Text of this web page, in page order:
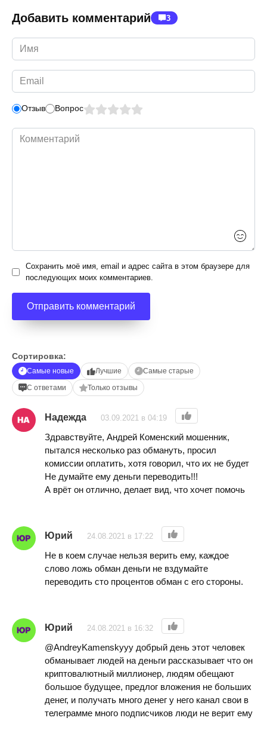
Добавить комментарий 3
Имя
*
Email
*
Отзыв Вопрос
Комментарий
Сохранить моё имя, email и адрес сайта в этом браузере для
последующих моих комментариев.
Сортировка:
Самые новые Лучшие
Самые старые
С ответами
Только отзывы
Надежда 03.09.2021 в 04:19
Здравствуйте, Андрей Коменский мошенник,
пытался несколько раз обмануть, просил
комиссии оплатить, хотя говорил, что их не будет
Не думайте ему деньги переводить!!!
А врёт он отлично, делает вид, что хочет помочь
Юрий 24.08.2021 в 17:22
Не в коем случае нельзя верить ему, каждое
слово ложь обман деньги не вздумайте
переводить сто процентов обман с его стороны.
Юрий 24.08.2021 в 16:32
@AndreyKamenskyyy добрый день этот человек
обманывает людей на деньги рассказывает что он
криптовалютный миллионер, людям обещают
большое будущее, предлог вложения не больших
денег, и получать много денег у него канал свои в
телеграмме много подписчиков люди не верит ему